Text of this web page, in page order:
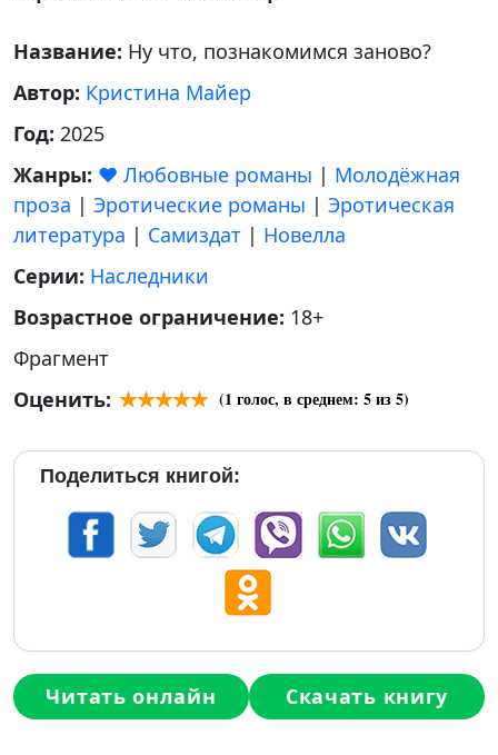
Название: Ну что, познакомимся заново?
Автор: Кристина Майер
Год: 2025
Жанры: ❤️ Любовные романы | Молодёжная
проза | Эротические романы | Эротическая
литература | Самиздат | Новелла
Серии: Наследники
Возрастное ограничение: 18+
Фрагмент
Оценить:
(1 голос, в среднем: 5из 5)
Поделиться книгой:
Читать онлайн Скачать книгу